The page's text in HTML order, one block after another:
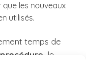
que les nouveaux
utilisés.
temps de
, le